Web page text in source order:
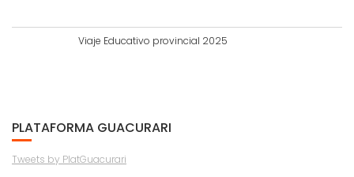
Viaje Educativo provincial 2025
PLATAFORMA GUACURARI
Tweets by PlatGuacurari